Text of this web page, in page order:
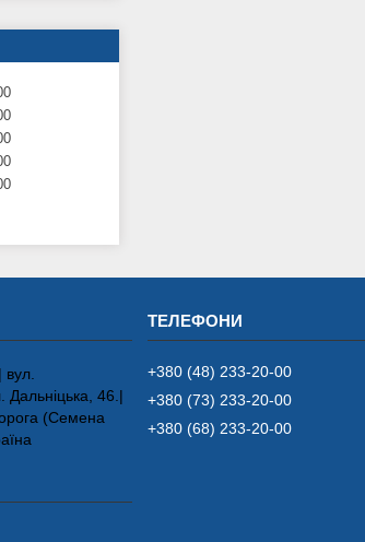
Дальніцька, 46.|
(Семена
+380 (48) 233-20-00
+380 (73) 233-20-00
+380 (68) 233-20-00